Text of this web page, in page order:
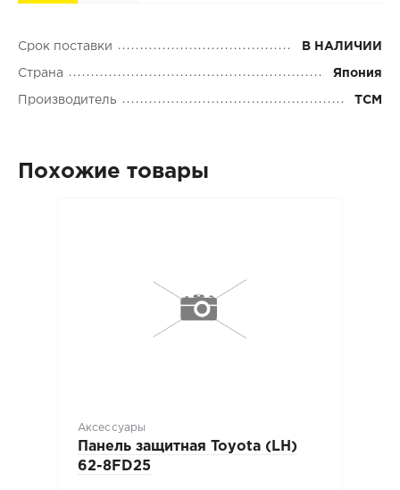
Срок поставки В НАЛИЧИИ
Страна Япония
Производитель TCM
Похожие товары
Аксессуары
Панель защитная Toyota (LH)
62-8FD25